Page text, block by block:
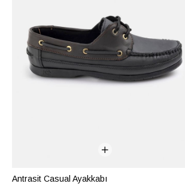
Antrasit Casual Ayakkabı